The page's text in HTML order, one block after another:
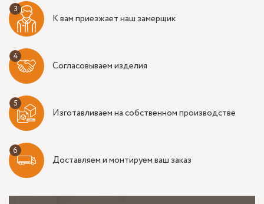
К вам приезжает наш замерщик
Согласовываем изделия
Изготавливаем на собственном производстве
Доставляем и монтируем ваш заказ